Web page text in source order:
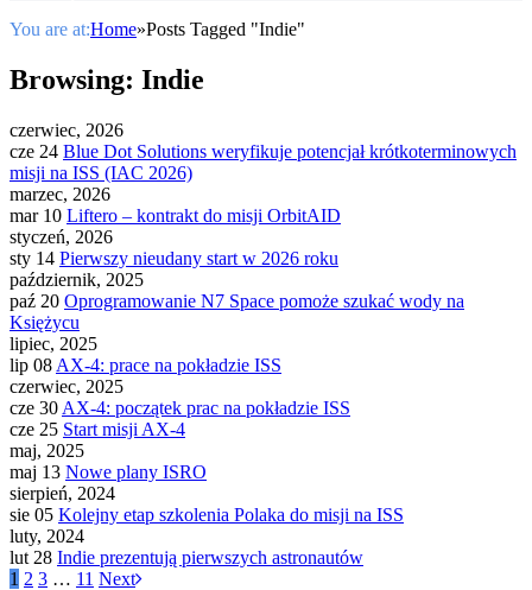
You are at:Home»Posts Tagged "Indie"
Browsing: Indie
czerwiec, 2026
cze 24 Blue Dot Solutions weryfikuje potencjał krótkoterminowych
misji na ISS (IAC 2026)
marzec, 2026
mar 10 Liftero – kontrakt do misji OrbitAID
styczeń, 2026
sty 14 Pierwszy nieudany start w 2026 roku
październik, 2025
paź 20 Oprogramowanie N7 Space pomoże szukać wody na
Księżycu
lipiec, 2025
lip 08 AX-4: prace na pokładzie ISS
czerwiec, 2025
cze 30 AX-4: początek prac na pokładzie ISS
cze 25 Start misji AX-4
maj, 2025
maj 13 Nowe plany ISRO
sierpień, 2024
sie 05 Kolejny etap szkolenia Polaka do misji na ISS
luty, 2024
lut 28 Indie prezentują pierwszych astronautów
1 2 3 … 11 Next